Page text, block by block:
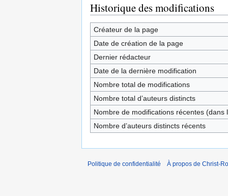
Historique des modifications
Créateur de la page
Date de création de la page
Dernier rédacteur
Date de la dernière modification
Nombre total de modifications
Nombre total d’auteurs distincts
Nombre de modifications récentes (dans
Nombre d’auteurs distincts récents
Politique de confidentialité À propos de Christ-